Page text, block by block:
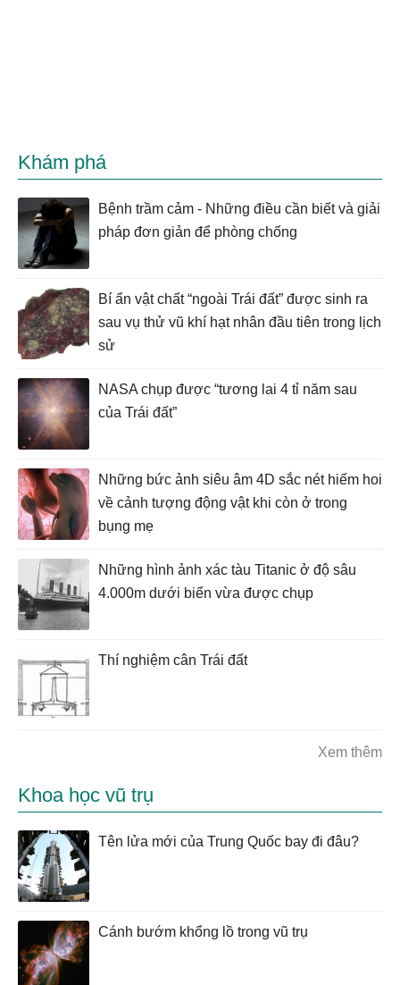
Khám phá
Bệnh trầm cảm - Những điều cần biết và giải
pháp đơn giản để phòng chống
Bí ẩn vật chất “ngoài Trái đất” được sinh ra
sau vụ thử vũ khí hạt nhân đầu tiên trong lịch
sử
NASA chụp được “tương lai 4 tỉ năm sau
của Trái đất”
Những bức ảnh siêu âm 4D sắc nét hiếm hoi
về cảnh tượng động vật khi còn ở trong
bụng mẹ
Những hình ảnh xác tàu Titanic ở độ sâu
4.000m dưới biển vừa được chụp
Thí nghiệm cân Trái đất
Xem thêm
Khoa học vũ trụ
Tên lửa mới của Trung Quốc bay đi đâu?
Cánh bướm khổng lồ trong vũ trụ